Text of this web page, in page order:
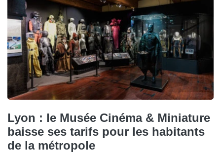
Lyon : le Musée Cinéma & Miniature
baisse ses tarifs pour les habitants
de la métropole